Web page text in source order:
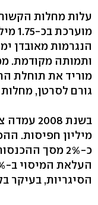
עלות מחלות
הנגרמות מאובדן
ותמותה מקודמת.
גורם לסרטן,
מיליון חפיסות.
כ-2% מסך
הסיגריות, בעיקר